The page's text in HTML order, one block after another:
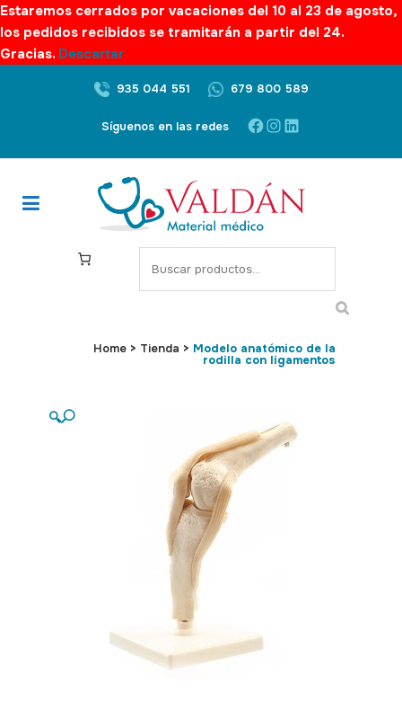
Estaremos cerrados por vacaciones del 10 al 23 de agosto,
los pedidos recibidos se tramitarán a partir del 24.
Gracias. Descartar
935 044 551 679 800 589
Síguenos en las redes Facebook
Instagram
LinkedIn
S
e
c
Home > Tienda > Modelo anatómico de la
rodilla con ligamentos
🔍